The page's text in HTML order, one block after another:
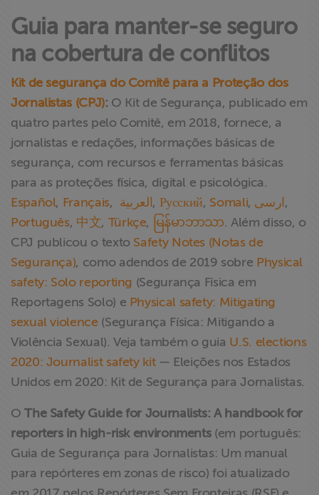
Guia para manter-se seguro
na cobertura de conflitos
Kit de segurança do Comitê para a Proteção dos
Jornalistas (CPJ): O Kit de Segurança, publicado em
quatro partes pelo Comitê, em 2018, fornece, a
jornalistas e redações, informações básicas de
segurança, com recursos e ferramentas básicas
para as proteções física, digital e psicológica.
Español, Français, العربية , Русский, Somali, ارسی ,
Português, 中文, Türkçe, မြန်မာဘာသာ. Além disso, o
CPJ publicou o texto Safety Notes (Notas de
Segurança), como adendos de 2019 sobre Physical
safety: Solo reporting (Segurança Física em
Reportagens Solo) e Physical safety: Mitigating
sexual violence (Segurança Física: Mitigando a
Violência Sexual). Veja também o guia U.S. elections
2020: Journalist safety kit — Eleições nos Estados
Unidos em 2020: Kit de Segurança para Jornalistas.
OThe Safety Guide for Journalists: A handbook for
reporters in high-risk environments(em português:
Guia de Segurança para Jornalistas: Um manual
para repórteres em zonas de risco) foi atualizado